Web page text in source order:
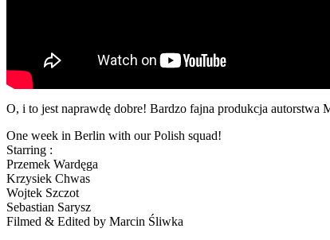
O, i to jest naprawdę dobre! Bardzo fajna produkcja
One week in Berlin with our Polish squad!
Starring :
Przemek Wardęga
Krzysiek Chwas
Wojtek Szczot
Sebastian Sarysz
Filmed & Edited by Marcin Śliwka